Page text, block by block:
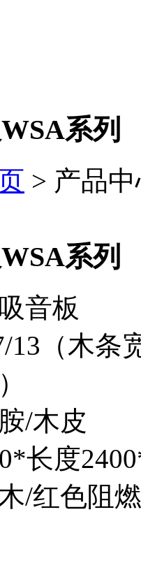
系列
> 产品
系列
音板
13（木条
/木皮
长度
/红色阻